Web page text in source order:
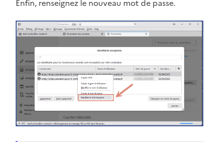
Enfin, renseignez le nouveau mot de passe.